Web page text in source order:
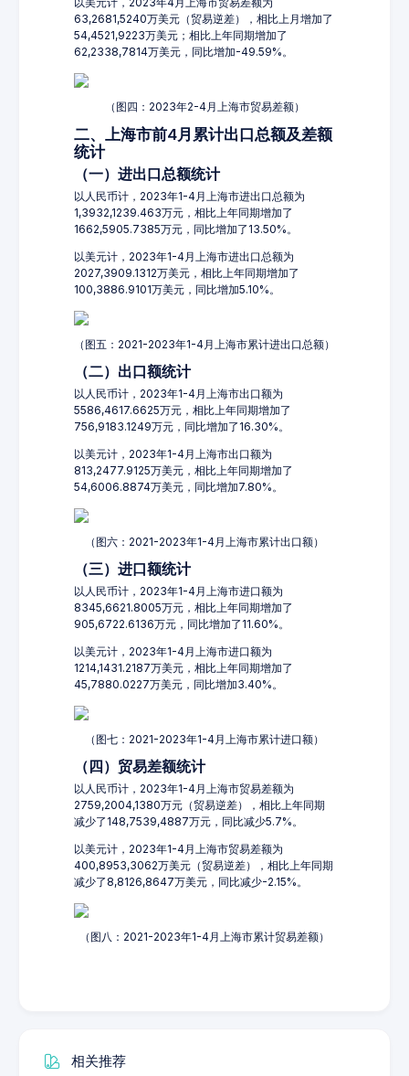
63,2681,5240万美元（贸易逆差），相比上月增加了
54,4521,9223万美元；相比上年同期增加了
62,2338,7814万美元，同比增加-49.59%。
（图四：2023年2-4月上海市贸易差额）
二、上海市前4月累计出口总额及差额
统计
（一）进出口总额统计
以人民币计，2023年1-4月上海市进出口总额为
1,3932,1239.463万元，相比上年同期增加了
1662,5905.7385万元，同比增加了13.50%。
以美元计，2023年1-4月上海市进出口总额为
2027,3909.1312万美元，相比上年同期增加了
100,3886.9101万美元，同比增加5.10%。
（图五：2021-2023年1-4月上海市累计进出口总额）
（二）出口额统计
以人民币计，2023年1-4月上海市出口额为
5586,4617.6625万元，相比上年同期增加了
756,9183.1249万元，同比增加了16.30%。
以美元计，2023年1-4月上海市出口额为
813,2477.9125万美元，相比上年同期增加了
54,6006.8874万美元，同比增加7.80%。
（图六：2021-2023年1-4月上海市累计出口额）
（三）进口额统计
以人民币计，2023年1-4月上海市进口额为
8345,6621.8005万元，相比上年同期增加了
905,6722.6136万元，同比增加了11.60%。
以美元计，2023年1-4月上海市进口额为
1214,1431.2187万美元，相比上年同期增加了
45,7880.0227万美元，同比增加3.40%。
（图七：2021-2023年1-4月上海市累计进口额）
（四）贸易差额统计
以人民币计，2023年1-4月上海市贸易差额为
2759,2004,1380万元（贸易逆差），相比上年同期
减少了148,7539,4887万元，同比减少5.7%。
以美元计，2023年1-4月上海市贸易差额为
400,8953,3062万美元（贸易逆差），相比上年同期
减少了8,8126,8647万美元，同比减少-2.15%。
（图八：2021-2023年1-4月上海市累计贸易差额）
相关推荐